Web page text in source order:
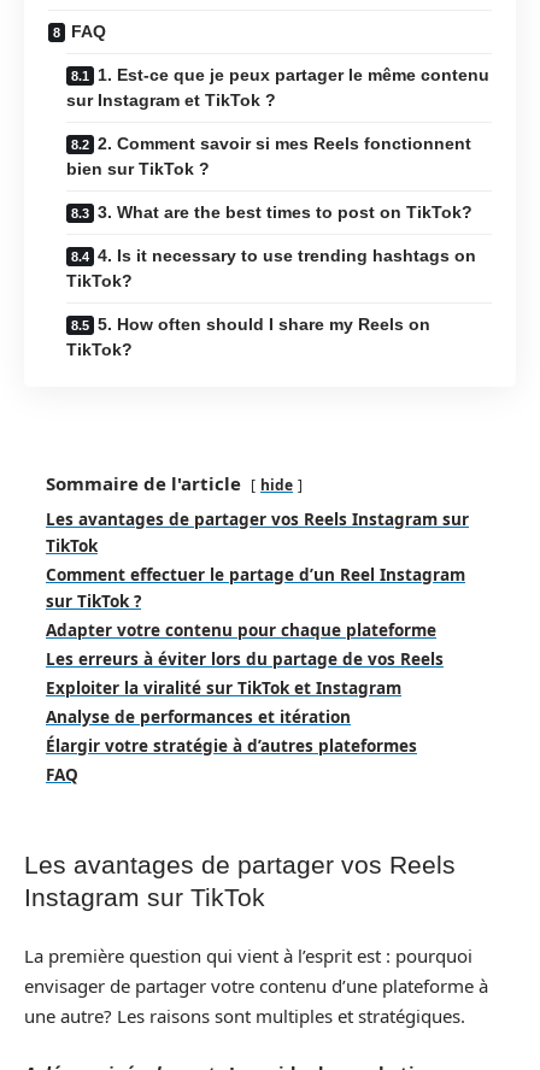
FAQ
1. Est-ce que je peux partager le même contenu
sur Instagram et TikTok ?
2. Comment savoir si mes Reels fonctionnent
bien sur TikTok ?
3. What are the best times to post on TikTok?
4. Is it necessary to use trending hashtags on
TikTok?
5. How often should I share my Reels on
TikTok?
Sommaire de l'article hide
Les avantages de partager vos Reels Instagram sur
TikTok
Comment effectuer le partage d’un Reel Instagram
sur TikTok ?
Adapter votre contenu pour chaque plateforme
Les erreurs à éviter lors du partage de vos Reels
Exploiter la viralité sur TikTok et Instagram
Analyse de performances et itération
Élargir votre stratégie à d’autres plateformes
FAQ
Les avantages de partager vos Reels
Instagram sur TikTok
La première question qui vient à l’esprit est : pourquoi
envisager de partager votre contenu d’une plateforme à
une autre? Les raisons sont multiples et stratégiques.